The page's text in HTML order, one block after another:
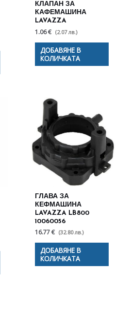
КЛАПАН ЗА
КАФЕМАШИНА
LAVAZZA
1.06 € (2.07 лв.)
ДОБАВЯНЕ В
КОЛИЧКАТА
ГЛАВА ЗА
КЕФМАШИНА
LAVAZZA LB800
10060056
16.77 € (32.80 лв.)
ДОБАВЯНЕ В
КОЛИЧКАТА